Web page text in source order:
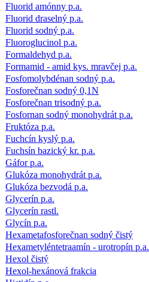
Fluorid amónny p.a.
Fluorid draselný p.a.
Fluorid sodný p.a.
Fluoroglucinol p.a.
Formaldehyd p.a.
Formamid - amid kys. mravčej p.a.
Fosfomolybdénan sodný p.a.
Fosforečnan sodný 0,1N
Fosforečnan trisodný p.a.
Fosfornan sodný monohydrát p.a.
Fruktóza p.a.
Fuchcín kyslý p.a.
Fuchsín bazický kr. p.a.
Gáfor p.a.
Glukóza monohydrát p.a.
Glukóza bezvodá p.a.
Glycerín p.a.
Glycerín rastl.
Glycín p.a.
Hexametafosforečnan sodný čistý
Hexametyléntetraamín - urotropín p.a.
Hexol čistý
Hexol-hexánová frakcia